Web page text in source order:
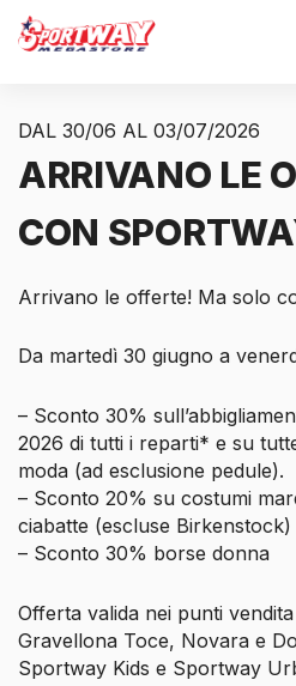
DAL 30/06 AL 03/07/2026
ARRIVANO LE
CON
Arrivano le offerte! Ma solo
Da martedì 30 giugno a
– Sconto 30%
2026 di tutti i reparti* e su
moda (ad esclusione pedule).
– Sconto 20% su costumi
ciabatte (escluse Birkenstock)
– Sconto 30% borse donna
Offerta valida nei punti
Gravellona Toce, Novara e
Sportway Kids e Sportway